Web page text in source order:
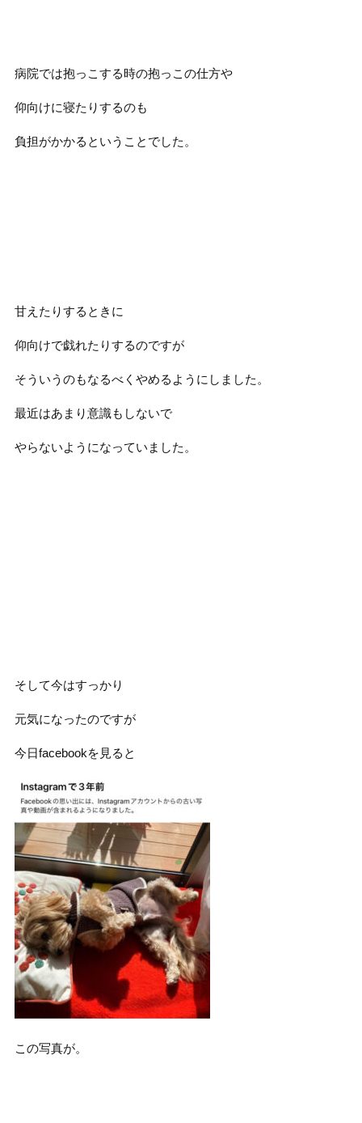
病院では抱っこする時の抱っこの仕方や
仰向けに寝たりするのも
負担がかかるということでした。
甘えたりするときに
仰向けで戯れたりするのですが
そういうのもなるべくやめるようにしました。
最近はあまり意識もしないで
やらないようになっていました。
そして今はすっかり
元気になったのですが
今日facebookを見ると
この写真が。